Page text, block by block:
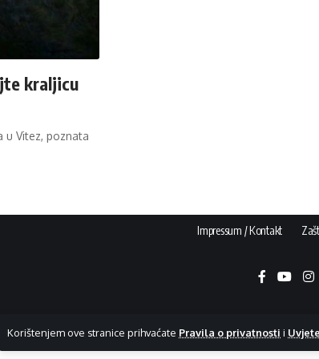
Korištenjem ove stranice prihvaćate Pravila o privatnosti i
kraljicu
u Vitez, poznata
Impressum / Kontakt